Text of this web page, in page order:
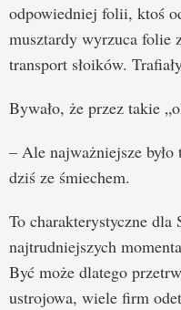
odpowiedniej folii, ktoś
musztardy wyrzuca folie
transport słoików.
Bywało, że przez takie
– Ale najważniejsze
dziś ze śmiechem.
To charakterystyczne
najtrudniejszych
Być może dlatego
ustrojowa, wiele firm